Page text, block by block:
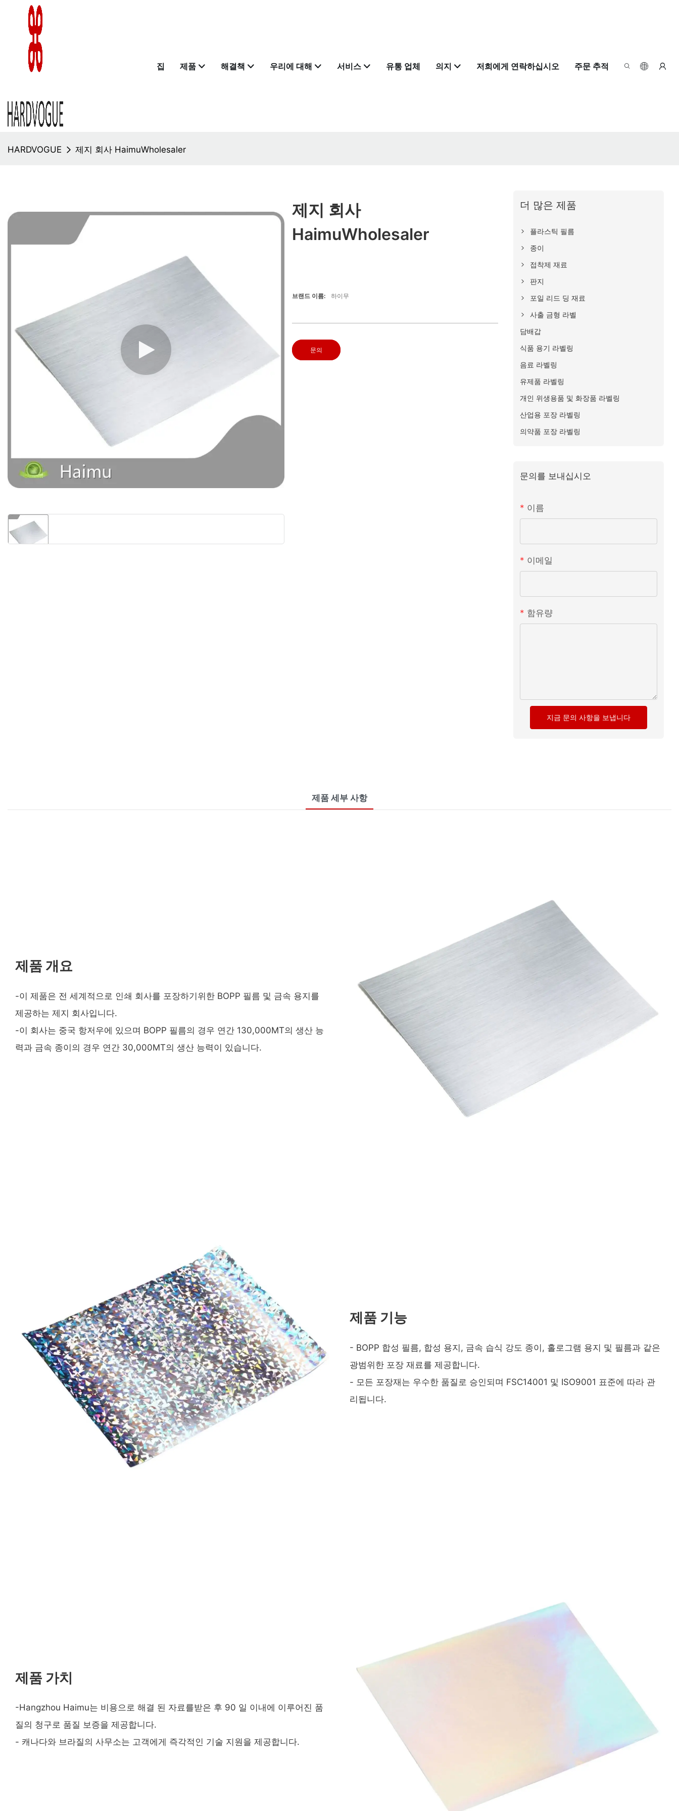
집 제품 해결책 우리에 대해 서비스 유통 업체 의지 저희에게 연락하십시오 주문 추적
HARDVOGUE 제지 회사 HaimuWholesaler
제지 회사
HaimuWholesaler
브랜드 이름: 하이무
문의
더 많은 제품
플라스틱 필름
종이
접착제 재료
판지
포일 리드 딩 재료
사출 금형 라벨
담배갑
식품 용기 라벨링
음료 라벨링
유제품 라벨링
개인 위생용품 및 화장품 라벨링
산업용 포장 라벨링
의약품 포장 라벨링
문의를 보내십시오
이름
이메일
함유량
지금 문의 사항을 보냅니다
제품 세부 사항
제품 개요
-이 제품은 전 세계적으로 인쇄 회사를 포장하기위한 BOPP 필름 및 금속 용지를
제공하는 제지 회사입니다.
-이 회사는 중국 항저우에 있으며 BOPP 필름의 경우 연간 130,000MT의 생산 능
력과 금속 종이의 경우 연간 30,000MT의 생산 능력이 있습니다.
제품 기능
- BOPP 합성 필름, 합성 용지, 금속 습식 강도 종이, 홀로그램 용지 및 필름과 같은
광범위한 포장 재료를 제공합니다.
- 모든 포장재는 우수한 품질로 승인되며 FSC14001 및 ISO9001 표준에 따라 관
리됩니다.
제품 가치
-Hangzhou Haimu는 비용으로 해결 된 자료를받은 후 90 일 이내에 이루어진 품
질의 청구로 품질 보증을 제공합니다.
- 캐나다와 브라질의 사무소는 고객에게 즉각적인 기술 지원을 제공합니다.